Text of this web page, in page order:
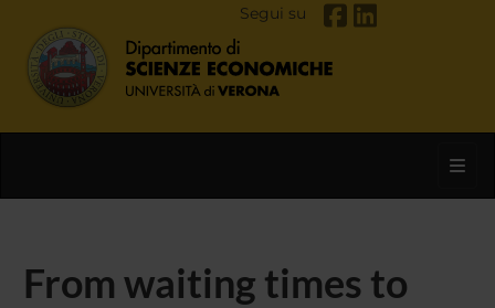
Segui su
From waiting times to